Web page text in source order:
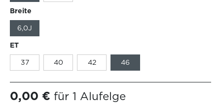
Breite
6,0J
ET
37 40 42 46
0,00 € für 1 Alufelge